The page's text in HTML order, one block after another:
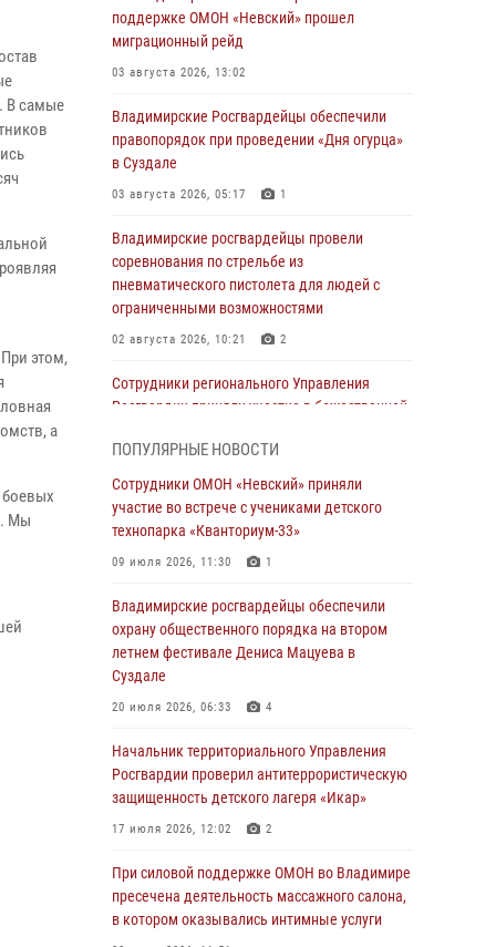
В самые
этом,
а
Мы
поддержке ОМОН «Невский» прошел
миграционный рейд
03 августа 2026, 13:02
Владимирские Росгвардейцы обеспечили
правопорядок при проведении «Дня огурца»
в Суздале
03 августа 2026, 05:17 1
Владимирские росгвардейцы провели
соревнования по стрельбе из
пневматического пистолета для людей с
ограниченными возможностями
02 августа 2026, 10:21 2
Сотрудники регионального Управления
Росгвардии приняли участие в божественной
равноапостольного великого князя
Владимира и празднования Дня Крещения
29 июля 2026, 05:29 4
пресечена деятельность массажного салона,
в котором оказывались интимные услуги
28 июля 2026, 11:51
Во Владимирcкой области открыли
детском лагере «Икар»
27 июля 2026, 16:43 2
Владимирские росгвардейцы обеспечили
летнем фестивале Дениса Мацуева в
20 июля 2026, 06:33 4
ПОПУЛЯРНЫЕ НОВОСТИ
Сотрудники ОМОН «Невский» приняли
участие во встрече с учениками детского
технопарка «Кванториум-33»
09 июля 2026, 11:30 1
Владимирские росгвардейцы обеспечили
охрану общественного порядка на втором
летнем фестивале Дениса Мацуева в
Суздале
20 июля 2026, 06:33 4
Начальник территориального Управления
Росгвардии проверил антитеррористическую
защищенность детского лагеря «Икар»
17 июля 2026, 12:02 2
При силовой поддержке ОМОН во Владимире
пресечена деятельность массажного салона,
в котором оказывались интимные услуги